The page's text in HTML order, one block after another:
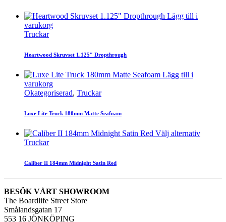
Lägg till i
varukorg
Truckar
Heartwood Skruvset 1.125″ Dropthrough
Lägg till i
varukorg
Okategoriserad, Truckar
Luxe Lite Truck 180mm Matte Seafoam
Välj alternativ
Truckar
Caliber II 184mm Midnight Satin Red
BESÖK VÅRT SHOWROOM
The Boardlife Street Store
Smålandsgatan 17
553 16 JÖNKÖPING